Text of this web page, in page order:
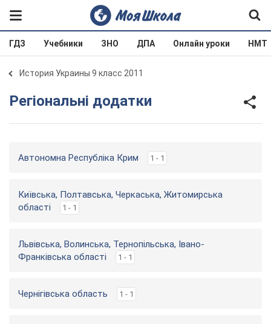
ГДЗ Учебники ЗНО ДПА Онлайн уроки НМТ
История Украины 9 класс 2011
Регіональні додатки
Автономна Республіка Крим 1 - 1
Київська, Полтавська, Черкаська, Житомирська
області
1 - 1
Львівська, Волинська, Тернопільська, Івано-
Франківська області
1 - 1
Чернігівська область 1 - 1